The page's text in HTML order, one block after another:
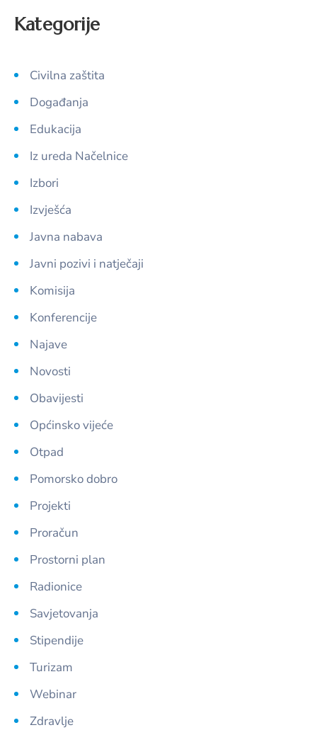
Kategorije
Civilna zaštita
Događanja
Edukacija
Iz ureda Načelnice
Izbori
Izvješća
Javna nabava
Javni pozivi i natječaji
Komisija
Konferencije
Najave
Novosti
Obavijesti
Općinsko vijeće
Otpad
Pomorsko dobro
Projekti
Proračun
Prostorni plan
Radionice
Savjetovanja
Stipendije
Turizam
Webinar
Zdravlje